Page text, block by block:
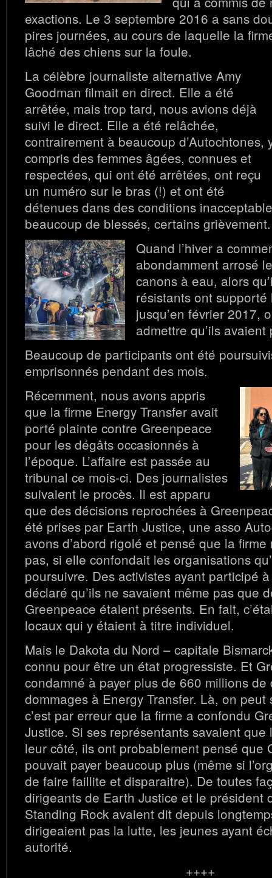
exactions. Le 3 septembre 2016 a sans
pires journées, au cours de laquelle la
lâché des chiens sur la foule.
La célèbre journaliste alternative Amy
Goodman filmait en direct. Elle a été
arrêtée, mais trop tard, nous avions déjà
suivi le direct. Elle a été relâchée,
contrairement à beaucoup d’Autochtones,
compris des femmes âgées, connues et
respectées, qui ont été arrêtées, ont reçu
un numéro sur le bras (!) et ont été
détenues dans des conditions
beaucoup de blessés, certains grièvement.
Quand l’hiver a
abondamment arrosé
canons à eau, alors
résistants ont
jusqu’en février 2017,
admettre qu’ils
Beaucoup de participants ont été
emprisonnés pendant des mois.
Récemment, nous avons appris
que la firme Energy Transfer avait
porté plainte contre Greenpeace
pour les dégâts occasionnés à
l’époque. L’affaire est passée au
tribunal ce mois-ci. Des journalistes
suivaient le procès. Il est apparu
que des décisions reprochées à
été prises par Earth Justice, une asso
avons d’abord rigolé et pensé que la firme
pas, si elle confondait les organisations
poursuivre. Des activistes ayant participé
déclaré qu’ils ne savaient même pas que
Greenpeace étaient présents. En fait,
locaux qui y étaient à titre individuel.
Mais le Dakota du Nord – capitale
connu pour être un état progressiste. Et
condamné à payer plus de 660 millions de
dommages à Energy Transfer. Là, on peut
c’est par erreur que la firme a confondu
Justice. Si ses représentants savaient
leur côté, ils ont probablement pensé que
pouvait payer beaucoup plus (même si
de faire faillite et disparaitre). De toutes
dirigeants de Earth Justice et le président
Standing Rock avaient dit depuis
dirigeaient pas la lutte, les jeunes ayant
autorité.
++++